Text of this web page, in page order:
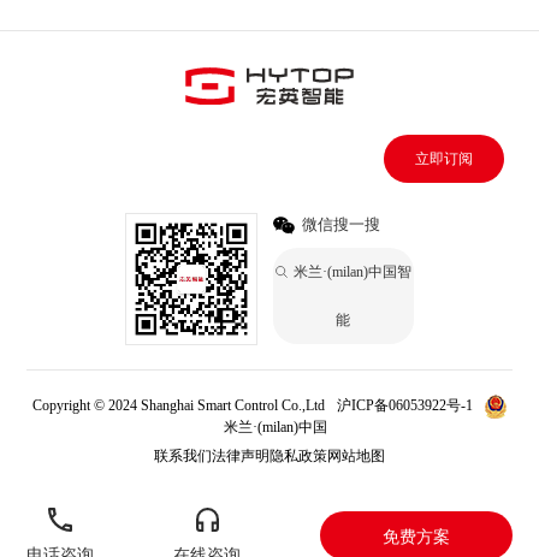
立即订阅
微信搜一搜
米兰·(milan)中国智
能
Copyright © 2024 Shanghai Smart Control Co.,Ltd
沪ICP备06053922号-1
米兰·(milan)中国
联系我们法律声明 隐私政策网站地图
免费方案